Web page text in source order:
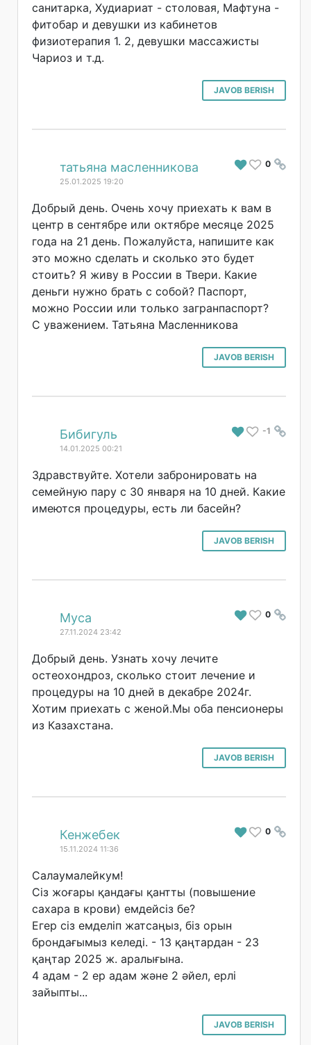
санитарка, Худиариат - столовая, Мафтуна -
фитобар и девушки из кабинетов
физиотерапия 1. 2, девушки массажисты
Чариоз и т.д.
JAVOB BERISH
# 0
татьяна масленникова
25.01.2025 19:20
Добрый день. Очень хочу приехать к вам в
центр в сентябре или октябре месяце 2025
года на 21 день. Пожалуйста, напишите как
это можно сделать и сколько это будет
стоить? Я живу в России в Твери. Какие
деньги нужно брать с собой? Паспорт,
можно России или только загранпаспорт?
С уважением. Татьяна Масленникова
JAVOB BERISH
# -1
Бибигуль
14.01.2025 00:21
Здравствуйте. Хотели забронировать на
семейную пару с 30 января на 10 дней. Какие
имеются процедуры, есть ли басейн?
JAVOB BERISH
# 0
Муса
27.11.2024 23:42
Добрый день. Узнать хочу лечите
остеохондроз, сколько стоит лечение и
процедуры на 10 дней в декабре 2024г.
Хотим приехать с женой.Мы оба пенсионеры
из Казахстана.
JAVOB BERISH
# 0
Кенжебек
15.11.2024 11:36
Салаумалейкум!
Сіз жоғары қандағы қантты (повышение
сахара в крови) емдейсіз бе?
Егер сіз емделіп жатсаңыз, біз орын
брондағымыз келеді. - 13 қаңтардан - 23
қаңтар 2025 ж. аралығына.
4 адам - 2 ер адам және 2 әйел, ерлі
зайыпты...
JAVOB BERISH